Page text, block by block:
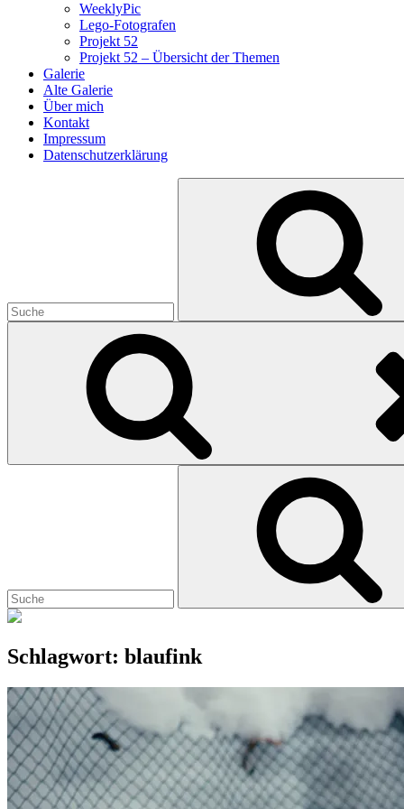
WeeklyPic
Lego-Fotografen
Projekt 52
Projekt 52 – Übersicht der Themen
Galerie
Alte Galerie
Über mich
Kontakt
Impressum
Datenschutzerklärung
Schlagwort: blaufink